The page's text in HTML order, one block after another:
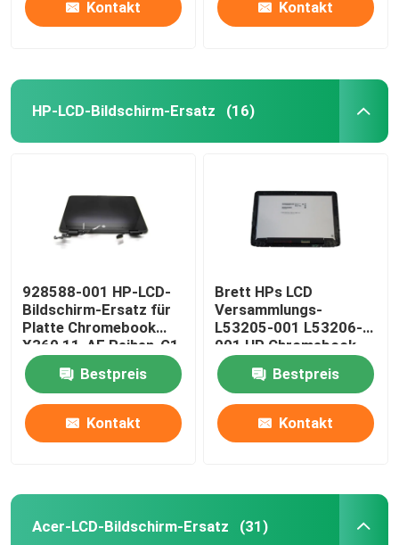
Kontakt Kontakt
HP-LCD-Bildschirm-Ersatz (16)
928588-001 HP-LCD-
Bildschirm-Ersatz für
Platte Chromebook
X360 11-AE Reihen-G1
EE 11,6“ LCD
Bestpreis
Kontakt
Brett HPs LCD
Versammlungs-
L53205-001 L53206-
001 HP Chromebook
X360 11 G2 EE
NV116WHM-T10 LCD
W/Frame
Bestpreis
Kontakt
Acer-LCD-Bildschirm-Ersatz (31)